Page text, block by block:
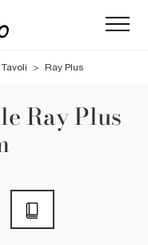
Tavoli > Ray Plus
Ray Plus